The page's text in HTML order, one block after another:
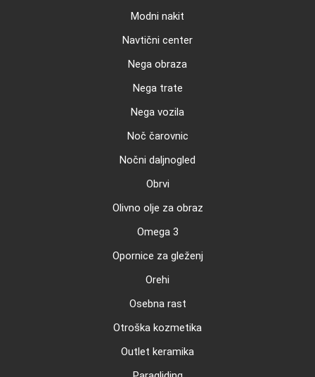
Modni nakit
Navtični center
Nega obraza
Nega trate
Nega vozila
Noč čarovnic
Nočni daljnogled
Obrvi
Olivno olje za obraz
Omega 3
Opornice za gleženj
Orehi
Osebna rast
Otroška kozmetika
Outlet keramika